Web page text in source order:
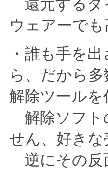
還元するタ
ウェアーで
・誰も手を
ら、だから
解除ツール
解除ソフト
せん、好き
逆にその反